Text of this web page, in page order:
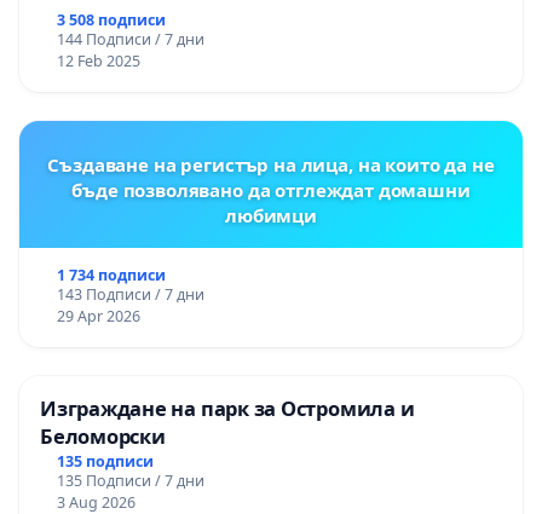
3 508 подписи
144 Подписи / 7 дни
12 Feb 2025
Създаване на регистър на лица, на които да не
бъде позволявано да отглеждат домашни
любимци
1 734 подписи
143 Подписи / 7 дни
29 Apr 2026
Изграждане на парк за Остромила и
Беломорски
135 подписи
135 Подписи / 7 дни
3 Aug 2026